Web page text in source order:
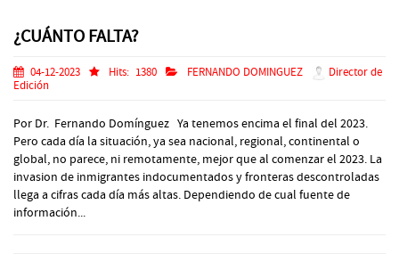
¿CUÁNTO FALTA?
04-12-2023 Hits: 1380 FERNANDO DOMINGUEZ
Director de
Edición
Por Dr. Fernando Domínguez Ya tenemos encima el final del 2023.
Pero cada día la situación, ya sea nacional, regional, continental o
global, no parece, ni remotamente, mejor que al comenzar el 2023. La
invasion de inmigrantes indocumentados y fronteras descontroladas
llega a cifras cada día más altas. Dependiendo de cual fuente de
información...